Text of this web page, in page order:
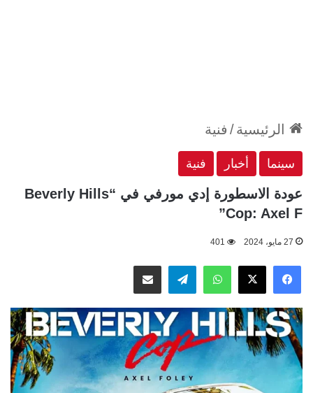
الرئيسية/ فنية
سينما أخبار فنية
عودة الاسطورة إدي مورفي في “Beverly Hills
Cop: Axel F”
27 مايو، 2024 401
فيسبوك
‫X واتسابتيلقراممشاركة عبر البريد